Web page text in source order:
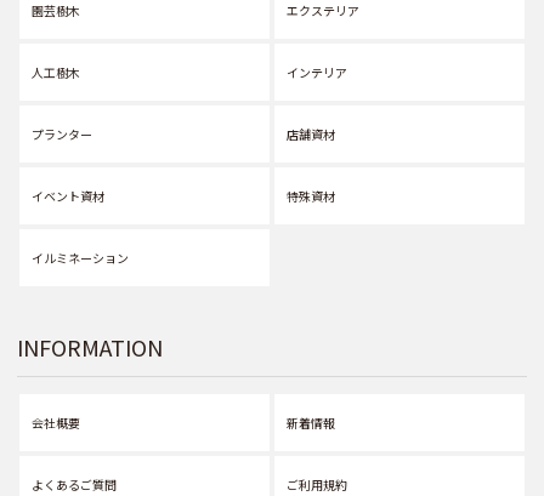
園芸樹木
人工樹木
プランター
イベント資材
イルミネーション
エクステリア
インテリア
店舗資材
特殊資材
INFORMATION
会社概要
よくあるご質問
新着情報
ご利用規約